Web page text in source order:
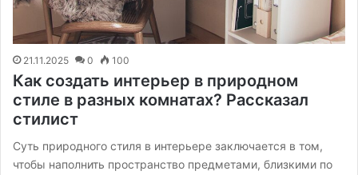
21.11.2025 0 100
Как создать интерьер в природном
стиле в разных комнатах? Рассказал
стилист
Суть природного стиля в интерьере заключается в том,
чтобы наполнить пространство предметами, близкими по